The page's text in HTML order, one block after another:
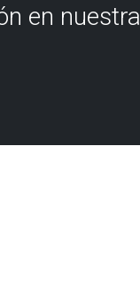
en nuestra